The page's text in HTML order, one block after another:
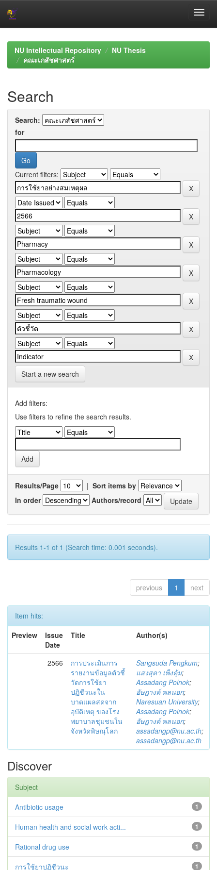
navigationNU Intellectual Repository
NU Thesis
คณะเภสัชศาสตร์
Search
Search:
for
Current filters:
Start a new search
Add filters:
Use filters to refine the search results.
Results/Page | Sort items by
In order
Authors/record
Results 1-1 of 1 (Search time: 0.001 seconds).
previous 1 next
Item hits:
Preview
Issue
Date
Title Author(s)
2566
การประเมินการ
รายงานข้อมูลตัวชี้
วัดการใช้ยา
ปฏิชีวนะใน
บาดแผลสดจาก
อุบัติเหตุ ของโรง
พยาบาลชุมชนใน
จังหวัดพิษณุโลก
Sangsuda Pengkum;
แสงสุดา เพ็งคุ้ม;
Assadang Polnok;
อัษฎางค์ พลนอก;
Naresuan University;
Assadang Polnok;
อัษฎางค์ พลนอก;
assadangp@nu.ac.th;
assadangp@nu.ac.th
Discover
Subject
1
Antibiotic usage
1
Human health and social work acti...
1
Rational drug use
1
การใช้ยาปฏิชีวนะ